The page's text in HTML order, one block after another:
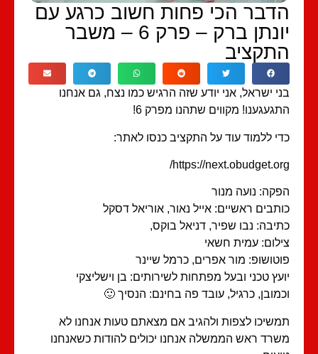
הכי פחות חשוב כרגע עם
יונתן ברק – פרק 6 – משבר
ישראל, אני יודע שזה הרגיש כמו נצח, גם אנחנו
מקווים שתהנו מפרק 6!
ללמוד עוד על התקציב כנסו לאתר:
https://
נועה מנור
ראשיים: אייל נאור, אוריאל דסקל
נבו שפיר, דניאל בוקס,
עמית חשאי
מור אפרים, כרמל שיינר
טכני ובעל מפתחות לשירותים: בן וישליצקי
כרגיל, עובד פה בחינם: הנסיך 🙂
לצפות ולהגיב אם מצאתם טעות אנחנו לא
ראש הממשלה אנחנו יכולים להודות כשאנחנו